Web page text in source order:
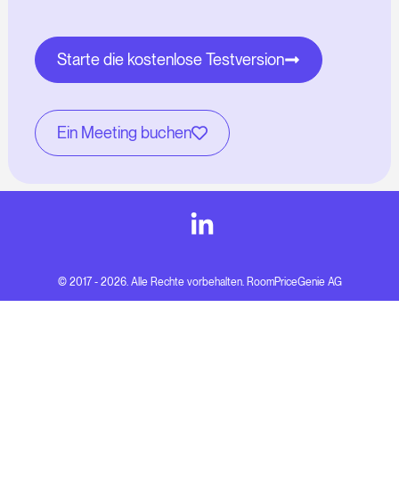
Starte die kostenlose Testversion
Ein Meeting buchen
© 2017 - 2026. Alle Rechte vorbehalten. RoomPriceGenie AG